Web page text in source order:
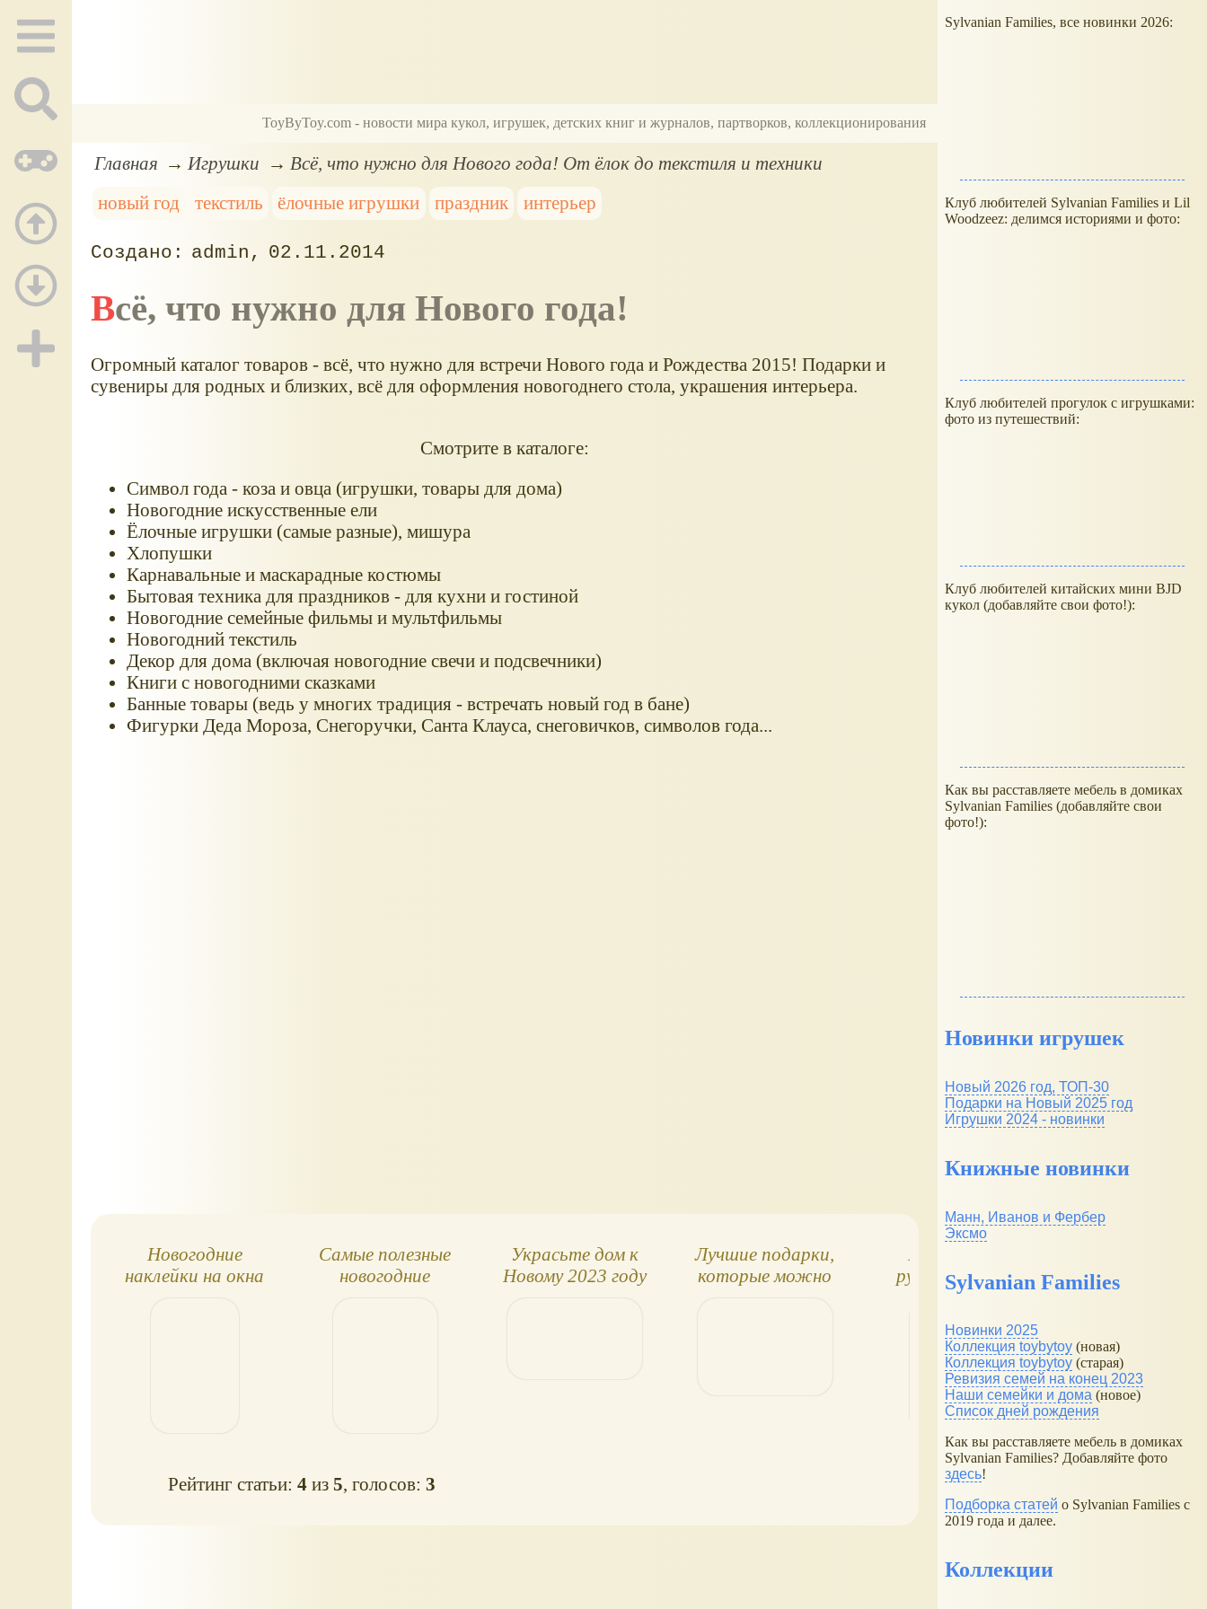
ToyByToy.com - новости мира кукол, игрушек, детских книг и журналов, партворков, коллекционирования
Главная Игрушки
Всё, что нужно для Нового года! От ёлок до текстиля и техники
новый год
текстиль ёлочные игрушки праздник интерьер
admin 02.11.2014
Всё, что нужно для Нового года!
Огромный каталог товаров - всё, что нужно для встречи Нового года и Рождества 2015! Подарки и
сувениры для родных и близких, всё для оформления новогоднего стола, украшения интерьера.
Смотрите в каталоге:
Символ года - коза и овца (игрушки, товары для дома)
Новогодние искусственные ели
Ёлочные игрушки (самые разные), мишура
Хлопушки
Карнавальные и маскарадные костюмы
Бытовая техника для праздников - для кухни и гостиной
Новогодние семейные фильмы и мультфильмы
Новогодний текстиль
Декор для дома (включая новогодние свечи и подсвечники)
Книги с новогодними сказками
Банные товары (ведь у многих традиция - встречать новый год в бане)
Фигурки Деда Мороза, Снегоручки, Санта Клауса, снеговичков, символов года...
Новогодние
наклейки на окна
Самые полезные
новогодние
Украсьте дом к
Новому 2023 году
Лучшие подарки,
которые можно
Новогоднее
рукоделие: как
оригинально
Рейтинг статьи:4 из5, голосов:3
Sylvanian Families, все новинки 2026:
Клуб любителей Sylvanian Families и Lil
Woodzeez: делимся историями и фото:
Клуб любителей прогулок с игрушками:
фото из путешествий:
Клуб любителей китайских мини BJD
кукол (добавляйте свои фото!):
Как вы расставляете мебель в домиках
Sylvanian Families (добавляйте свои
фото!):
Новинки игрушек
Новый 2026 год, ТОП-30
Подарки на Новый 2025 год
Игрушки 2024 - новинки
Книжные новинки
Манн, Иванов и Фербер
Эксмо
Sylvanian Families
Новинки 2025
Коллекция toybytoy (новая)
Коллекция toybytoy (старая)
Ревизия семей на конец 2023
Наши семейки и дома (новое)
Список дней рождения
Как вы расставляете мебель в домиках
Sylvanian Families? Добавляйте фото
здесь!
Подборка статей о Sylvanian Families с
2019 года и далее.
Коллекции